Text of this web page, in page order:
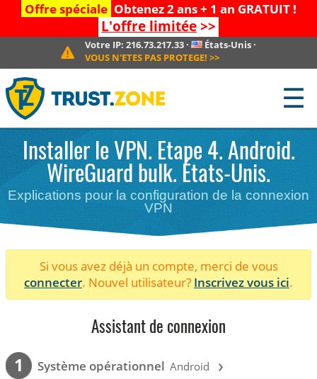
Offre spéciale Obtenez 2 ans + 1 an GRATUIT !
L'offre limitée>>
Votre IP:216.73.217.33 · États-Unis·
VOUS N'ETES PAS PROTEGE! >>
☰
Installer le VPN. Etape 4. Android.
WireGuard bulk. États-Unis.
Explications pour la configuration de la connexion
VPN
Si vous avez déjà un compte, merci de vous
connecter. Nouvel utilisateur? Inscrivez vous ici.
Assistant de connexion
1 Système opérationnel Android ›